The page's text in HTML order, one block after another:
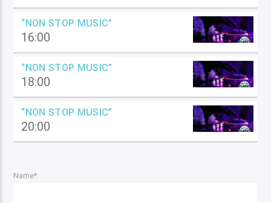
“NON STOP MUSIC”
16:00
“NON STOP MUSIC”
18:00
“NON STOP MUSIC”
20:00
Name*